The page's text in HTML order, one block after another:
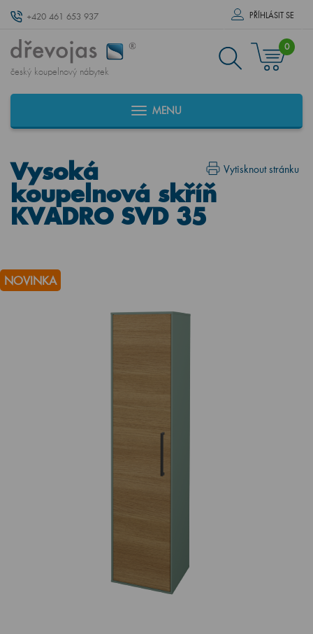
+420 461 653 937 PŘÍHLÁSIT SE
český koupelnový nábytek
0
MENU
Vytisknout stránku
Vysoká
koupelnová skříň
KVADRO SVD 35
NOVINKA